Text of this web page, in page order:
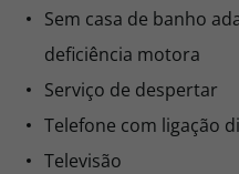
Sem casa de banho
deficiência motora
Serviço de despertar
Telefone com ligação
Televisão